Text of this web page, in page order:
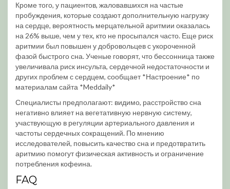
Кроме того, у пациентов, жаловавшихся на частые
пробуждения, которые создают дополнительную нагрузку
на сердце, вероятность мерцательной аритмии оказалась
на 26% выше, чем у тех, кто не просыпался часто. Еще риск
аритмии был повышен у добровольцев с укороченной
фазой быстрого сна. Ученые говорят, что бессонница также
увеличивала риск инсульта, сердечной недостаточности и
других проблем с сердцем, сообщает *Настроение* по
материалам сайта *Meddaily*
Специалисты предполагают: видимо, расстройство сна
негативно влияет на вегетативную нервную систему,
участвующую в регуляции артериального давления и
частоты сердечных сокращений. По мнению
исследователей, повысить качество сна и предотвратить
аритмию помогут физическая активность и ограничение
потребления кофеина.
FAQ